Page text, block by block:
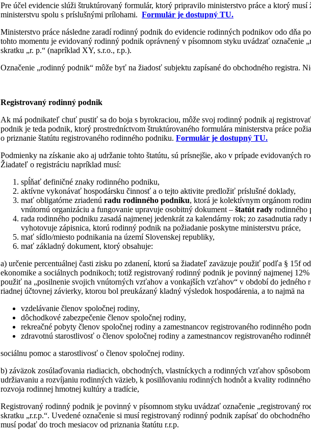
Pre účel evidencie slúži štruktúrovaný formulár, ktorý pripravilo ministerstvo práce a ktorý
ministerstvu spolu s príslušnými prílohami. Formulár je dostupný TU.
Ministerstvo práce následne zaradí rodinný podnik do evidencie rodinných podnikov odo dňa
tohto momentu je evidovaný rodinný podnik oprávnený v písomnom styku uvádzať označenie
skratku „r. p.“ (napríklad XY, s.r.o., r.p.).
Označenie „rodinný podnik“ môže byť na žiadosť subjektu zapísané do obchodného registra.
Registrovaný rodinný podnik
Ak má podnikateľ chuť pustiť sa do boja s byrokraciou, môže svoj rodinný podnik aj
podnik je teda podnik, ktorý prostredníctvom štruktúrovaného formulára ministerstva práce
o priznanie štatútu registrovaného rodinného podniku. Formulár je dostupný TU.
Podmienky na získanie ako aj udržanie tohto štatútu, sú prísnejšie, ako v prípade evidovaných
Žiadateľ o registráciu napríklad musí:
spĺňať definičné znaky rodinného podniku,
aktívne vykonávať hospodársku činnosť a o tejto aktivite predložiť príslušné doklady,
mať obligatórne zriadenú radu rodinného podniku, ktorá je kolektívnym orgánom
vnútornú organizáciu a fungovanie upravuje osobitný dokument – štatút rady rodinného
rada rodinného podniku zasadá najmenej jedenkrát za kalendárny rok; zo zasadnutia
vyhotovuje zápisnica, ktorú rodinný podnik na požiadanie poskytne ministerstvu práce,
mať sídlo/miesto podnikania na území Slovenskej republiky,
mať základný dokument, ktorý obsahuje:
a) určenie percentuálnej časti zisku po zdanení, ktorú sa žiadateľ zaväzuje použiť podľa § 15f
ekonomike a sociálnych podnikoch; totiž registrovaný rodinný podnik je povinný najmenej
použiť na „posilnenie svojich vnútorných vzťahov a vonkajších vzťahov“ v období do jedného
riadnej účtovnej závierky, ktorou bol preukázaný kladný výsledok hospodárenia, a to najmä na
vzdelávanie členov spoločnej rodiny,
dôchodkové zabezpečenie členov spoločnej rodiny,
rekreačné pobyty členov spoločnej rodiny a zamestnancov registrovaného rodinného
zdravotnú starostlivosť o členov spoločnej rodiny a zamestnancov registrovaného
sociálnu pomoc a starostlivosť o členov spoločnej rodiny.
b) záväzok zosúlaďovania riadiacich, obchodných, vlastníckych a rodinných vzťahov
udržiavaniu a rozvíjaniu rodinných väzieb, k posilňovaniu rodinných hodnôt a kvality rodinného
rozvoja rodinnej hmotnej kultúry a tradície,
Registrovaný rodinný podnik je povinný v písomnom styku uvádzať označenie „registrovaný
skratku „r.r.p.“. Uvedené označenie si musí registrovaný rodinný podnik zapísať do
musí podať do troch mesiacov od priznania štatútu r.r.p.